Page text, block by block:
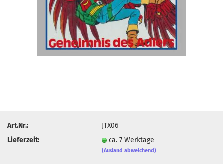
Art.Nr.:
JTX06
Lieferzeit:
ca. 7 Werktage
(Ausland abweichend)